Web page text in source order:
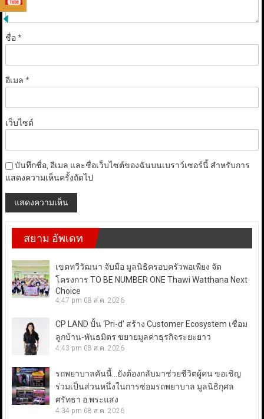
ชื่อ*
อีเมล *
เว็บไซต์
บันทึกชื่อ, อีเมล และชื่อเว็บไซต์ของฉันบนเบราว์เซอร์นี้ สำหรับการ
แสดงความเห็นครั้งถัดไป
สยาม อัพเดท
เขตทวีวัฒนา จับมือ มูลนิธิครอบครัวพอเพียง จัด
โครงการ TO BE NUMBER ONE Thawi Watthana Next
Choice
4:47 pm 08 ส.ค. 2026
CP LAND ปั้น ‘Pri-d’ สร้าง Customer Ecosystem เชื่อม
ลูกบ้าน-พันธมิตร ขยายมูลค่าธุรกิจระยะยาว
4:43 pm 08 ส.ค. 2026
รถพยาบาลคันนี้…ยังต้องกลับมาช่วยชีวิตผู้คน ขอเชิญ
ร่วมเป็นส่วนหนึ่งในการซ่อมรถพยาบาล มูลนิธิกุศล
ศรัทธา อ.พระแสง
4:34 pm 08 ส.ค. 2026